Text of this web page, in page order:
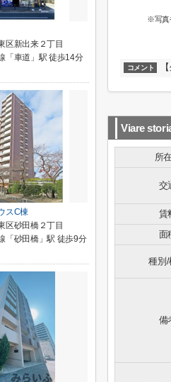
※写真
コメント
Viare
所
交
賃
面
種別/
備
区新出来２丁目
「車道」駅 徒歩14分
スC棟
区砂田橋２丁目
「砂田橋」駅 徒歩9分